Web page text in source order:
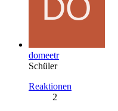
domeetr
Schüler
Reaktionen
2